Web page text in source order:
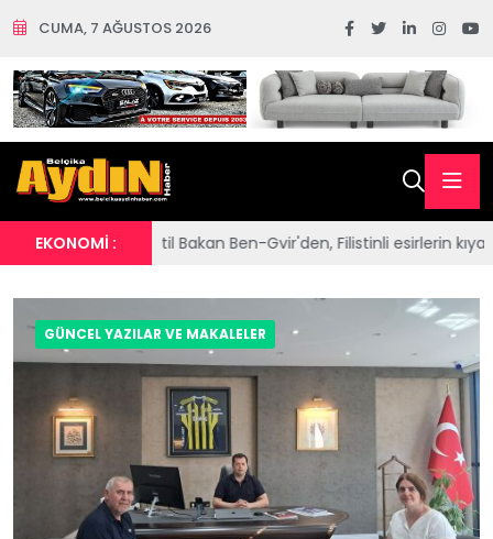
CUMA, 7 AĞUSTOS 2026
EKONOMİ :
Ben-Gvir'den, Filistinli esirlerin kıyafetlerine ve Kur'an-ı
GÜNCEL YAZILAR VE MAKALELER